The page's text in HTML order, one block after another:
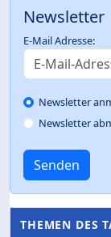
Newsletter
E-Mail Adresse:
Newsletter
Newsletter
Senden
THEMEN DES